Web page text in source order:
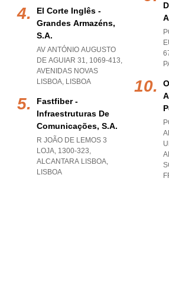
El Corte Inglês -
Grandes Armazéns,
S.a.
AV ANTÓNIO AUGUSTO
DE AGUIAR 31, 1069-413,
AVENIDAS NOVAS
LISBOA, LISBOA
Fastfiber -
Infraestruturas De
Comunicações, S.a.
R JOÃO DE LEMOS 3
LOJA, 1300-323,
ALCANTARA LISBOA,
LISBOA